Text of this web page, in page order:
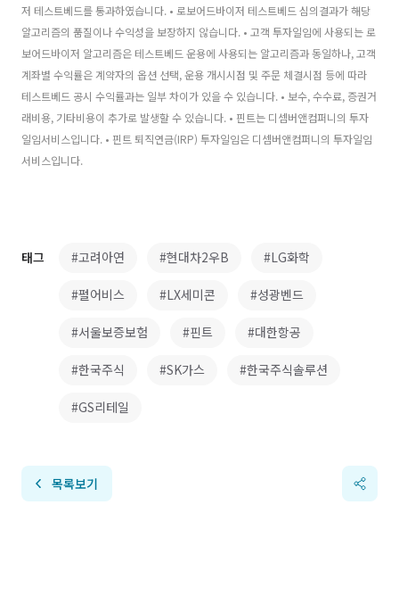
저 테스트베드를 통과하였습니다. • 로보어드바이저 테스트베드 심의결과가 해당
알고리즘의 품질이나 수익성을 보장하지 않습니다. • 고객 투자일임에 사용되는 로
보어드바이저 알고리즘은 테스트베드 운용에 사용되는 알고리즘과 동일하나, 고객
계좌별 수익률은 계약자의 옵션 선택, 운용 개시시점 및 주문 체결시점 등에 따라
테스트베드 공시 수익률과는 일부 차이가 있을 수 있습니다. • 보수, 수수료, 증권거
래비용, 기타비용이 추가로 발생할 수 있습니다. • 핀트는 디셈버앤컴퍼니의 투자
일임서비스입니다. • 핀트 퇴직연금(IRP) 투자일임은 디셈버앤컴퍼니의 투자일임
서비스입니다.
태그 #고려아연 #현대차2우B #LG화학
#펄어비스 #LX세미콘 #성광벤드
#서울보증보험 #핀트 #대한항공
#한국주식 #SK가스 #한국주식솔루션
#GS리테일
목록보기